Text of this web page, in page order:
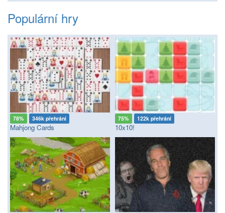
Populární hry
78% 346k přehrání
Mahjong Cards
75% 122k přehrání
10x10!